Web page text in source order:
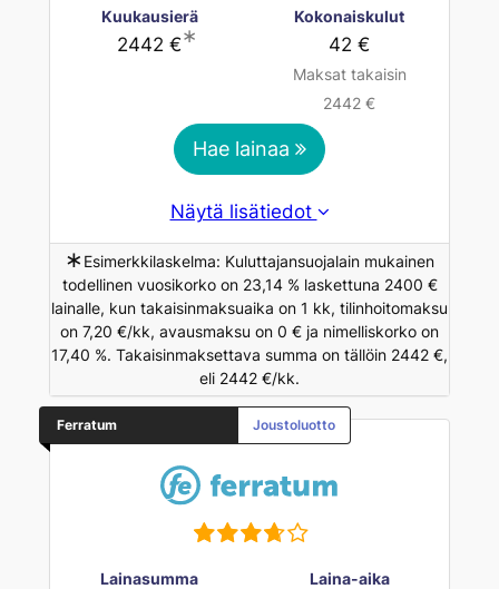
Kuukausierä
2442 €∗
Kokonaiskulut
42 €
Maksat takaisin
2442 €
Hae lainaa
Näytä lisätiedot
∗ Esimerkkilaskelma: Kuluttajansuojalain mukainen
todellinen vuosikorko on 23,14 % laskettuna 2400 €
lainalle, kun takaisinmaksuaika on 1 kk, tilinhoitomaksu
on 7,20 €/kk, avausmaksu on 0 € ja nimelliskorko on
17,40 %. Takaisinmaksettava summa on tällöin 2442 €,
eli 2442 €/kk.
Ferratum Joustoluotto
Lainasumma Laina-aika